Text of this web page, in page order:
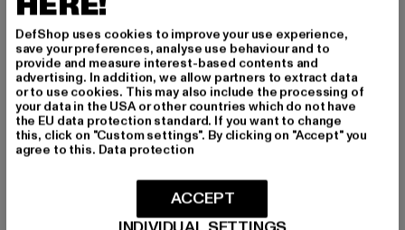
PEQUS
Mythic Knit
48,00 EUR
Derzeitiger Preis: 48,00 EUR
99,99 EUR Aktionspreis: 99,99 EUR
DefShop uses cookies to improve your use experience,
save your preferences, analyse use behaviour and to
provide and measure interest-based contents and
advertising. In addition, we allow partners to extract data
or to use cookies. This may also include the processing of
your data in the USA or other countries which do not have
the EU data protection standard. If you want to change
this, click on "Custom settings". By clicking on "Accept" you
agree to this. Data protection
ACCEPT